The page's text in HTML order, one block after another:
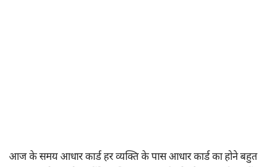
आज के समय आधार कार्ड हर व्यक्ति के पास आधार कार्ड का होने बहुत